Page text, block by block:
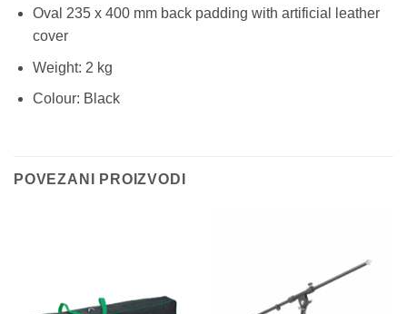
Oval 235 x 400 mm back padding with artificial leather
cover
Weight: 2 kg
Colour: Black
POVEZANI PROIZVODI